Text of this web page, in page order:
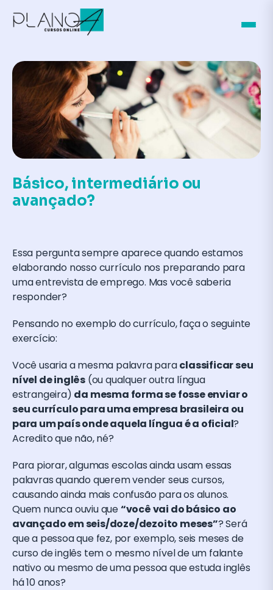
Básico, intermediário ou
avançado?
Essa pergunta sempre aparece quando estamos
elaborando nosso currículo nos preparando para
uma entrevista de emprego. Mas você saberia
responder?
Pensando no exemplo do currículo, faça o seguinte
exercício:
Você usaria a mesma palavra paraclassificar seu
nível de inglês (ou qualquer outra língua
estrangeira) da mesma forma se fosse enviar o
seu currículo para uma empresa brasileira ou
para um país onde aquela língua é a oficial?
Acredito que não, né?
Para piorar, algumas escolas ainda usam essas
palavras quando querem vender seus cursos,
causando ainda mais confusão para os alunos.
Quem nunca ouviu que“você vai do básico ao
avançado em seis/doze/dezoito meses”? Será
que a pessoa que fez, por exemplo, seis meses de
curso de inglês tem o mesmo nível de um falante
nativo ou mesmo de uma pessoa que estuda inglês
há 10 anos?